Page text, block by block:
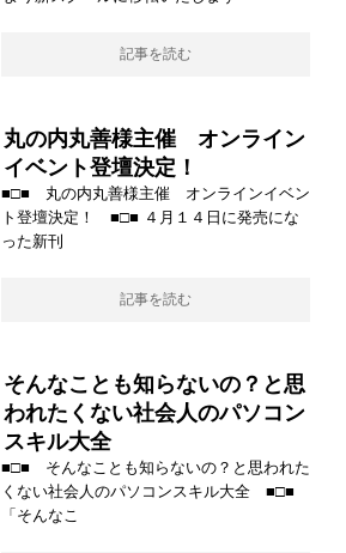
記事を読む
丸の内丸善様主催 オンライン
イベント登壇決定！
■□■ 丸の内丸善様主催 オンラインイベン
ト登壇決定！ ■□■ ４月１４日に発売にな
った新刊
記事を読む
そんなことも知らないの？と思
われたくない社会人のパソコン
スキル大全
■□■ そんなことも知らないの？と思われた
くない社会人のパソコンスキル大全 ■□■
「そんなこ